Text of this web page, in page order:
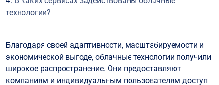
технологии?
Вычислительные ресурсы (Compute Resources)
Программное обеспечение как услуга (SaaS)
Платформа как услуга (PaaS)
Благодаря своей адаптивности, масштабируемости и
экономической выгоде, облачные технологии получили
широкое распространение. Они предоставляют
компаниям и индивидуальным пользователям доступ